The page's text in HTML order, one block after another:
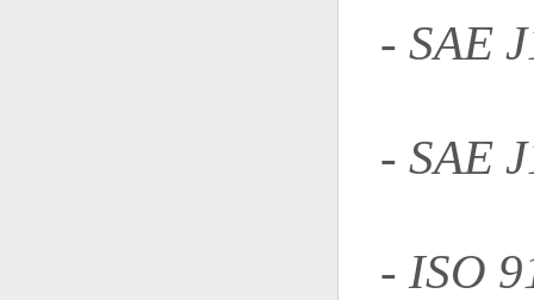
- SAE
- SAE
- ISO